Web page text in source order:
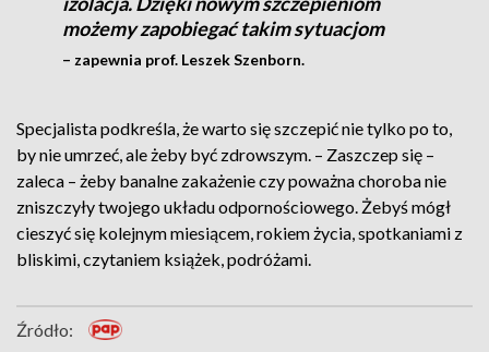
możemy zapobiegać takim sytuacjom
– zapewnia prof. Leszek Szenborn.
Specjalista podkreśla, że warto się szczepić nie tylko po to,
by nie umrzeć, ale żeby być zdrowszym. – Zaszczep się –
zaleca – żeby banalne zakażenie czy poważna choroba nie
zniszczyły twojego układu odpornościowego. Żebyś mógł
cieszyć się kolejnym miesiącem, rokiem życia, spotkaniami z
bliskimi, czytaniem książek, podróżami.
Źródło: